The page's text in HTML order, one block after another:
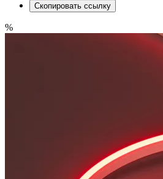
Скопировать ссылку
%